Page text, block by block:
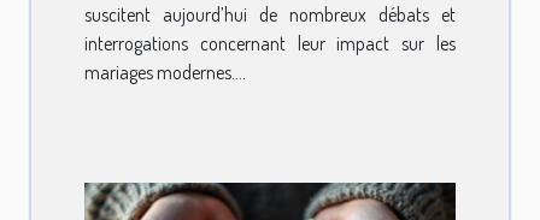
suscitent aujourd’hui de nombreux débats et
interrogations concernant leur impact sur les
mariages modernes....